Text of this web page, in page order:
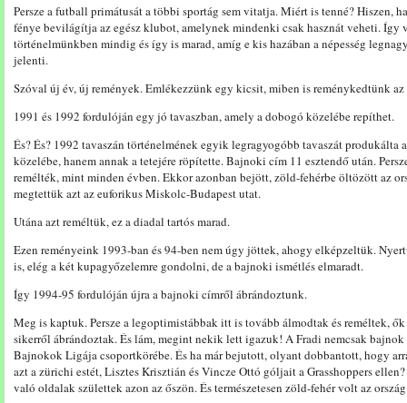
Persze a futball primátusát a többi sportág sem vitatja. Miért is tenné? Hiszen,
fénye bevilágítja az egész klubot, amelynek mindenki csak hasznát veheti. Így
történelmünkben mindig és így is marad, amíg e kis hazában a népesség
jelenti.
Szóval új év, új remények. Emlékezzünk egy kicsit, miben is reménykedtünk
1991 és 1992 fordulóján egy jó tavaszban, amely a dobogó közelébe repíthet.
És? És? 1992 tavaszán történelmének egyik legragyogóbb tavaszát produkálta
közelébe, hanem annak a tetejére röpítette. Bajnoki cím 11 esztendő után.
remélték, mint minden évben. Ekkor azonban bejött, zöld-fehérbe öltözött az
megtettük azt az euforikus Miskolc-Budapest utat.
Utána azt reméltük, ez a diadal tartós marad.
Ezen reményeink 1993-ban és 94-ben nem úgy jöttek, ahogy elképzeltük.
is, elég a két kupagyőzelemre gondolni, de a bajnoki ismétlés elmaradt.
Így 1994-95 fordulóján újra a bajnoki címről ábrándoztunk.
Meg is kaptuk. Persze a legoptimistábbak itt is tovább álmodtak és reméltek,
sikerről ábrándoztak. És lám, megint nekik lett igazuk! A Fradi nemcsak
Bajnokok Ligája csoportkörébe. És ha már bejutott, olyant dobbantott, hogy
azt a zürichi estét, Lisztes Krisztián és Vincze Ottó góljait a Grasshoppers
való oldalak születtek azon az őszön. És természetesen zöld-fehér volt az